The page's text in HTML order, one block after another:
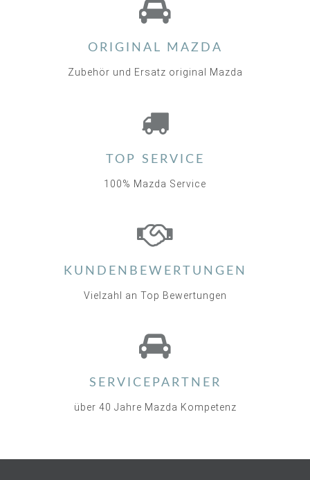
ORIGINAL MAZDA
Zubehör und Ersatz original Mazda
TOP SERVICE
100% Mazda Service
KUNDENBEWERTUNGEN
Vielzahl an Top Bewertungen
SERVICEPARTNER
über 40 Jahre Mazda Kompetenz